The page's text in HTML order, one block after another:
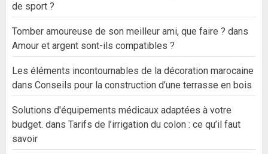
de sport ?
Tomber amoureuse de son meilleur ami, que faire ? dans
Amour et argent sont-ils compatibles ?
Les éléments incontournables de la décoration marocaine
dans Conseils pour la construction d’une terrasse en bois
Solutions d'équipements médicaux adaptées à votre
budget. dans Tarifs de l’irrigation du colon : ce qu’il faut
savoir